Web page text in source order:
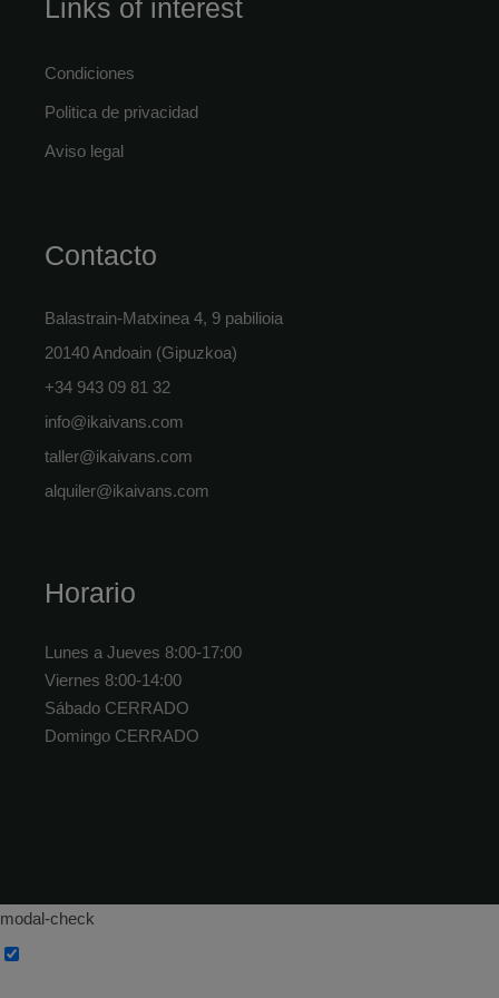
Links of interest
Condiciones
Politica de privacidad
Aviso legal
Contacto
Balastrain-Matxinea 4, 9 pabilioia
20140 Andoain (Gipuzkoa)
+34 943 09 81 32
info@ikaivans.com
taller@ikaivans.com
alquiler@ikaivans.com
Horario
Lunes a Jueves 8:00-17:00
Viernes 8:00-14:00
Sábado CERRADO
Domingo CERRADO
modal-check